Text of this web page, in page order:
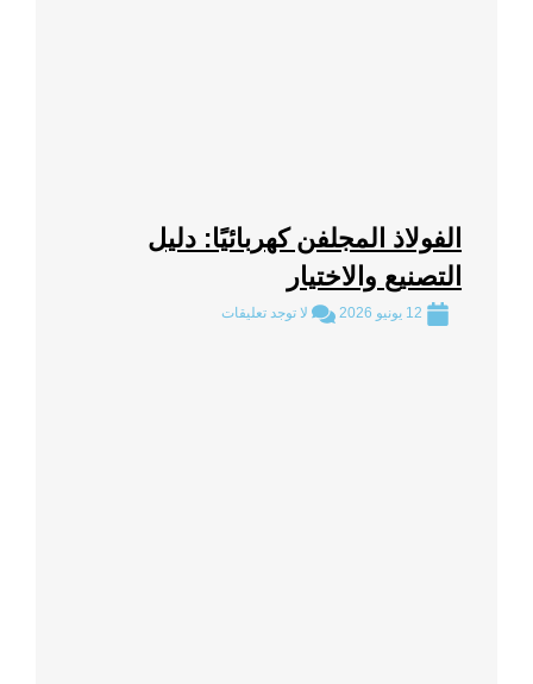
الفولاذ المجلفن كهربائيًا: دليل
التصنيع والاختيار
لا توجد تعليقات